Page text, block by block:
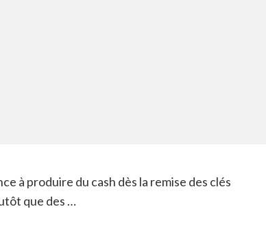
à produire du cash dès la remise des clés
que des …